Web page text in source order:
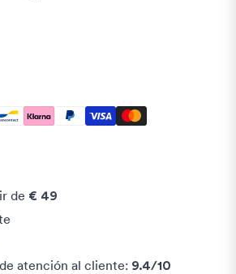
de € 49
atención al cliente: 9.4/10